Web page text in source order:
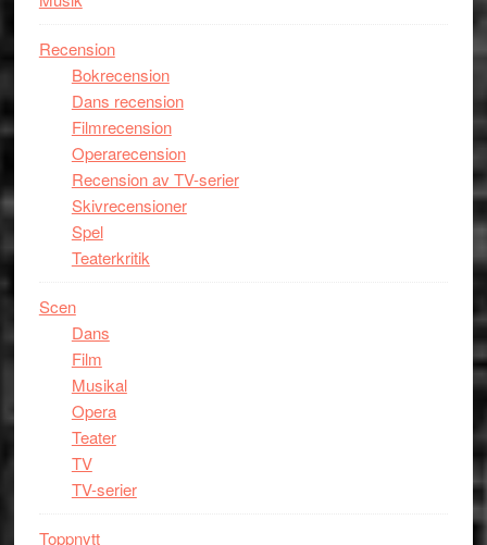
Recension
Bokrecension
Dans recension
Filmrecension
Operarecension
Recension av TV-serier
Skivrecensioner
Spel
Teaterkritik
Scen
Dans
Film
Musikal
Opera
Teater
TV
TV-serier
Toppnytt